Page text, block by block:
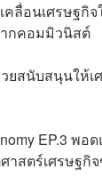
อนเศรษฐกิ
กคอมมิวนิสต์
สนับสนุนให้เ
EP.3 พ
สตร์เศรษฐกิ